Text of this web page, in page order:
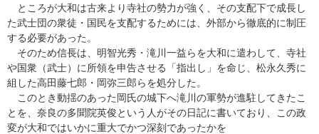
ところが大和は古来より寺社の勢力が強く、その支配下で成長し
た武士団の衆徒・国民を支配するためには、外部から徹底的に制圧
する必要があった。
そのため信長は、明智光秀・滝川一益らを大和に遣わして、寺社
や国衆（武士）に所領を申告させる「指出し」を命じ、松永久秀に
組した高田藤七郎・岡弥三郎らを処分した。
このとき動揺のあった岡氏の城下へ滝川の軍勢が進駐してきたこ
とを、奈良の多聞院英俊という人がその日記に書いており、この政
変が大和ではいかに重大でかつ深刻であったかを